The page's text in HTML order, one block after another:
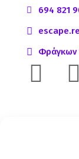
694 821
Φράγκων